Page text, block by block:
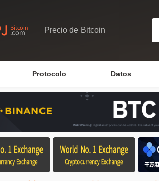
Precio de Bitcoin
Protocolo Datos